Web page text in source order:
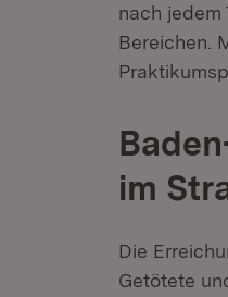
nach jedem
Bereichen.
im
Die
Getötete